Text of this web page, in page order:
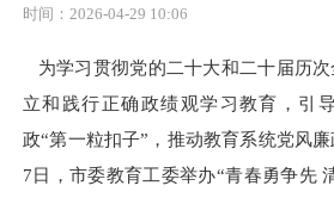
时间：2026-04-29 10:06
为学习贯彻党的二十大和二十届历
立和践行正确政绩观学习教育，引
政“第一粒扣子”，推动教育系统党风
7日 ，市委教育工委举办“青春勇争先